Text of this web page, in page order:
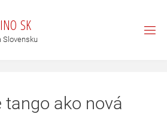
INO SK
Slovensku
tango ako nová